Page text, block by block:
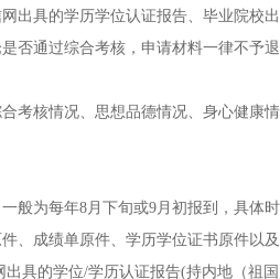
出具的学历学位认证报告、毕业院校
否通过综合考核，申请材料一律不予
考核情况、思想品德情况、身心健康
般为每年8月下旬或9月初报到，具体
、成绩单原件、学历学位证书原件以
具的学位/学历认证报告(持内地（祖